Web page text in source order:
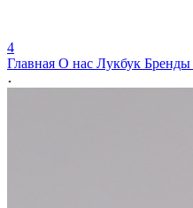
4
Главная О нас Лукбук Бренды